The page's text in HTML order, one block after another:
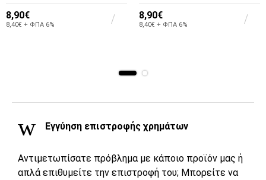
8,90€
8,40€ + ΦΠΑ 6%
8,90€
8,40€ + ΦΠΑ 6%
Εγγύηση επιστροφής χρημάτων
Αντιμετωπίσατε πρόβλημα με κάποιο προϊόν μας ή
απλά επιθυμείτε την επιστροφή του; Μπορείτε να